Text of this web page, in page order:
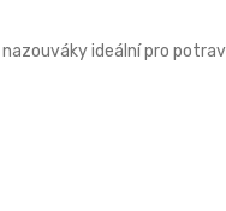
nazouváky ideální pro